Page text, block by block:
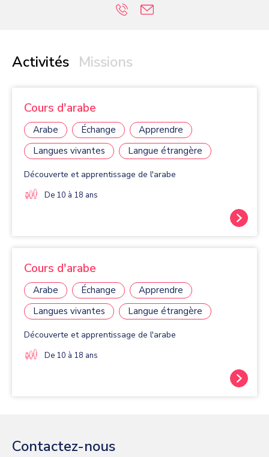
Activités Missions
Cours d'arabe
Arabe Échange
Apprendre
Langues vivantes
Langue étrangère
Découverte et apprentissage de l'arabe
De 10 à 18 ans
Cours d'arabe
Arabe Échange
Apprendre
Langues vivantes
Langue étrangère
Découverte et apprentissage de l'arabe
De 10 à 18 ans
Contactez-nous